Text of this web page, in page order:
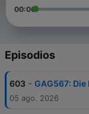
00:00
Episodios
603 - GAG567:
05 ago. 2026